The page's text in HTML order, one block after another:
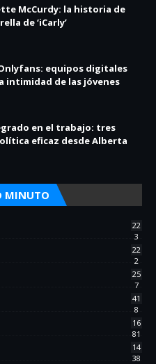
McCurdy: la historia de
de ‘iCarly’
equipos digitales
intimidad de las jóvenes
en el trabajo: tres
eficaz desde Alberta
MINUTO
22
3
22
2
25
7
41
8
16
81
14
38